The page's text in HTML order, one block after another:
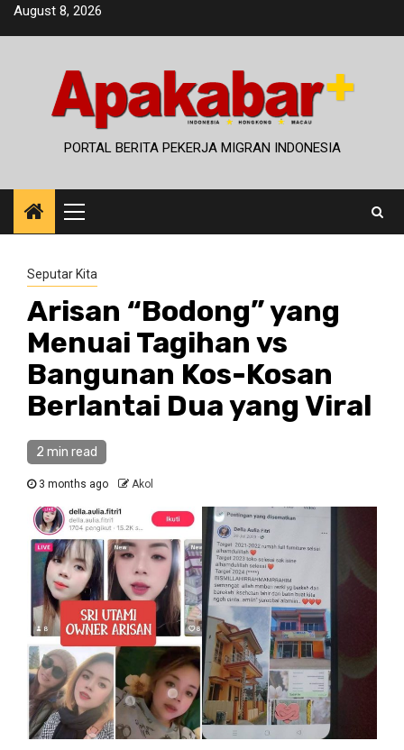
SkipAugust 8, 2026
PORTAL BERITA PEKERJA MIGRAN INDONESIA
Primary
Menu
Seputar Kita
Arisan “Bodong” yang
Menuai Tagihan vs
Bangunan Kos-Kosan
Berlantai Dua yang Viral
2 min read
3 months ago Akol